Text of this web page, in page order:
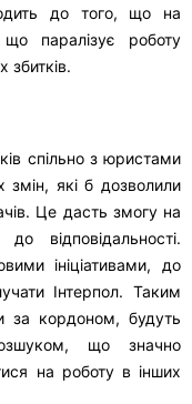
до того, що на
паралізує роботу
збитків.
спільно з юристами
які б дозволили
Це дасть змогу на
відповідальності.
ініціативами, до
Інтерпол. Таким
за кордоном, будуть
що значно
на роботу в інших